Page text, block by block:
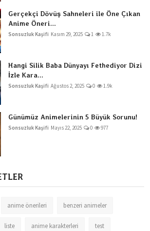
Gerçekçi Dövüş Sahneleri ile Öne Çıkan
Anime Öneri...
Sonsuzluk Kaşifi Kasım 29, 2025 1 1.7k
Hangi Silik Baba Dünyayı Fethediyor Dizi
İzle Kara...
Sonsuzluk Kaşifi Ağustos 2, 2025 0 1.9k
Günümüz Animelerinin 5 Büyük Sorunu!
Sonsuzluk Kaşifi Mayıs 22, 2025 0 977
anime önerileri benzeri animeler
liste anime karakterleri test